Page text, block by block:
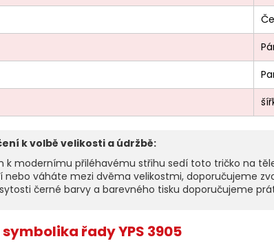
k volbě velikosti a údržbě:
k modernímu přiléhavému střihu sedí toto tričko na
nebo váháte mezi dvěma velikostmi, doporučujeme
černé barvy a barevného tisku doporučujeme
řady YPS 3905